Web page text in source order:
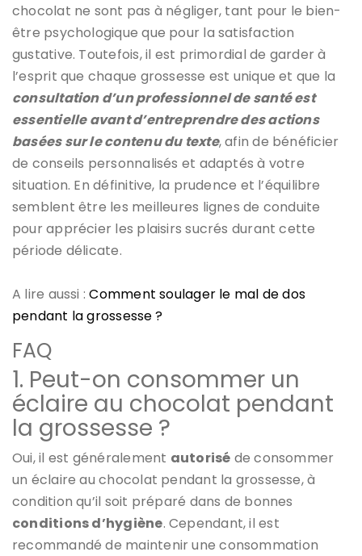
chocolat ne sont pas à négliger, tant pour le bien-
être psychologique que pour la satisfaction
gustative. Toutefois, il est primordial de garder à
l’esprit que chaque grossesse est unique et que la
consultation d’un professionnel de santé est
essentielle avant d’entreprendre des actions
basées sur le contenu du texte, afin de bénéficier
de conseils personnalisés et adaptés à votre
situation. En définitive, la prudence et l’équilibre
semblent être les meilleures lignes de conduite
pour apprécier les plaisirs sucrés durant cette
période délicate.
A lire aussi :Comment soulager le mal de dos
pendant la grossesse ?
FAQ
1. Peut-on consommer un
éclaire au chocolat pendant
la grossesse ?
Oui, il est généralement autorisé de consommer
un éclaire au chocolat pendant la grossesse, à
condition qu’il soit préparé dans de bonnes
conditions d’hygiène. Cependant, il est
recommandé de maintenir une consommation